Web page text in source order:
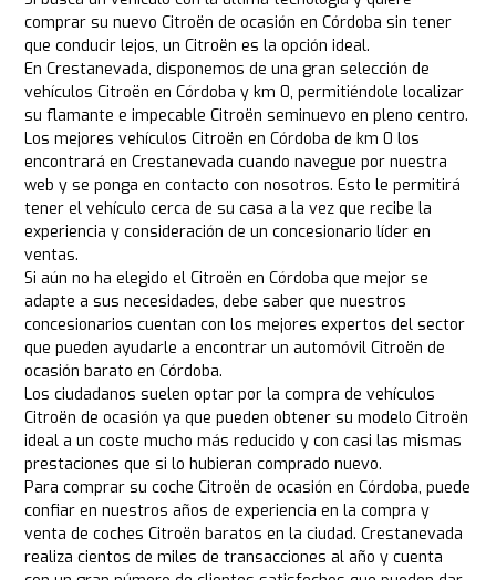
comprar su nuevo Citroën de ocasión en Córdoba sin tener
que conducir lejos, un Citroën es la opción ideal.
En Crestanevada, disponemos de una gran selección de
vehículos Citroën en Córdoba y km 0, permitiéndole localizar
su flamante e impecable Citroën seminuevo en pleno centro.
Los mejores vehículos Citroën en Córdoba de km 0 los
encontrará en Crestanevada cuando navegue por nuestra
web y se ponga en contacto con nosotros. Esto le permitirá
tener el vehículo cerca de su casa a la vez que recibe la
experiencia y consideración de un concesionario líder en
ventas.
Si aún no ha elegido el Citroën en Córdoba que mejor se
adapte a sus necesidades, debe saber que nuestros
concesionarios cuentan con los mejores expertos del sector
que pueden ayudarle a encontrar un automóvil Citroën de
ocasión barato en Córdoba.
Los ciudadanos suelen optar por la compra de vehículos
Citroën de ocasión ya que pueden obtener su modelo Citroën
ideal a un coste mucho más reducido y con casi las mismas
prestaciones que si lo hubieran comprado nuevo.
Para comprar su coche Citroën de ocasión en Córdoba, puede
confiar en nuestros años de experiencia en la compra y
venta de coches Citroën baratos en la ciudad. Crestanevada
realiza cientos de miles de transacciones al año y cuenta